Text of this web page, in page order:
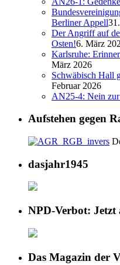
Berliner Appell
Der Angriff auf
Osten!6. März
Karlsruhe:
März 2026
Schwäbisch Hall
Februar 2026
AN25-4: Nein
Aufstehen gegen
dasjahr1945
NPD-Verbot:
Das Magazin der